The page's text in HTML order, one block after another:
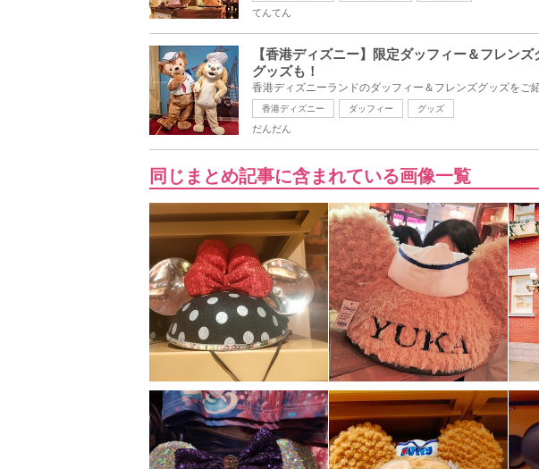
てんてん
【香港ディズニー】限定ダッフィー＆フレン
グッズも！
香港ディズニーランドのダッフィー＆フレンズグッズをご
香港ディズニー ダッフィー グッズ
だんだん
同じまとめ記事に含まれている画像一覧